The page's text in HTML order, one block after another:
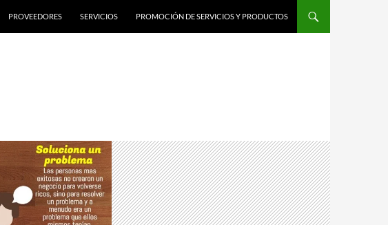
PROVEEDORES SERVICIOS PROMOCIÓN DE SERVICIOS Y PRODUCTOS